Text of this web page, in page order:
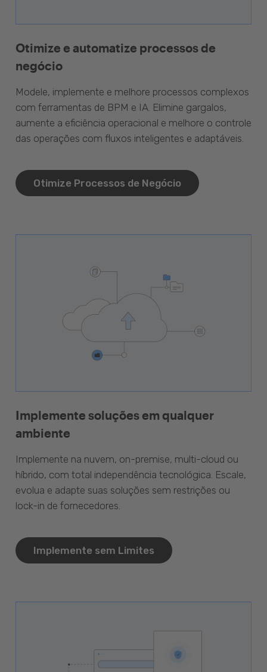
Otimize e automatize processos de
negócio
Modele, implemente e melhore processos complexos
com ferramentas de BPM e IA. Elimine gargalos,
aumente a eficiência operacional e melhore o controle
das operações com fluxos inteligentes e adaptáveis.
Otimize Processos de Negócio
Implemente soluções em qualquer
ambiente
Implemente na nuvem, on-premise, multi-cloud ou
híbrido, com total independência tecnológica. Escale,
evolua e adapte suas soluções sem restrições ou
lock-in de fornecedores.
Implemente sem Limites